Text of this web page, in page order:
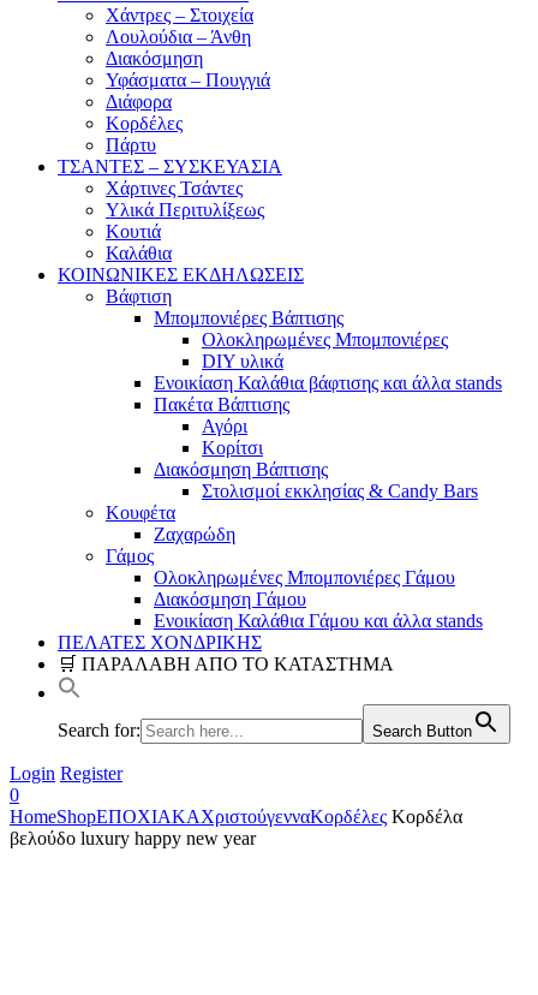
Χάντρες – Στοιχεία
Λουλούδια – Άνθη
Διακόσμηση
Υφάσματα – Πουγγιά
Διάφορα
Κορδέλες
Πάρτυ
ΤΣΑΝΤΕΣ – ΣΥΣΚΕΥΑΣΙΑ
Χάρτινες Τσάντες
Υλικά Περιτυλίξεως
Κουτιά
Καλάθια
ΚΟΙΝΩΝΙΚΕΣ ΕΚΔΗΛΩΣΕΙΣ
Βάφτιση
Μπομπονιέρες Βάπτισης
Ολοκληρωμένες Μπομπονιέρες
DIY υλικά
Ενοικίαση Καλάθια βάφτισης και άλλα stands
Πακέτα Βάπτισης
Αγόρι
Κορίτσι
Διακόσμηση Βάπτισης
Στολισμοί εκκλησίας & Candy Bars
Κουφέτα
Ζαχαρώδη
Γάμος
Ολοκληρωμένες Μπομπονιέρες Γάμου
Διακόσμηση Γάμου
Ενοικίαση Καλάθια Γάμου και άλλα stands
ΠΕΛΑΤΕΣ ΧΟΝΔΡΙΚΗΣ
🛒 ΠΑΡΑΛΑΒΗ ΑΠΟ ΤΟ ΚΑΤΑΣΤΗΜΑ
Search for: Search Button
Login Register
0
HomeShopΕΠΟΧΙΑΚΑΧριστούγενναΚορδέλες Κορδέλα
βελούδο luxury happy new year